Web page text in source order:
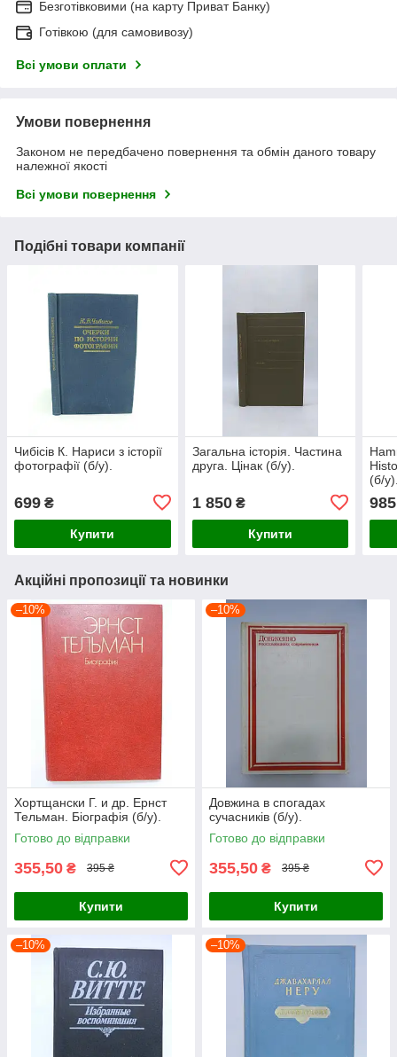
Безготівковими (на карту Приват Банку)
Готівкою (для самовивозу)
Всі умови оплати
Умови повернення
Законом не передбачено повернення та обмін даного товару
належної якості
Всі умови повернення
Подібні товари компанії
Чибісів К. Нариси з історії
фотографії (б/у).
699 ₴
Купити
Загальна історія. Частина
друга. Цінак (б/у).
1 850₴
Купити
(б/
985
Акційні пропозиції та новинки
–10%
Хортщански Г. и др. Ернст
Тельман. Біографія (б/у).
Готово до відправки
355,50 ₴ 395 ₴
Купити
–10%
Довжина в спогадах
сучасників (б/у).
Готово до відправки
355,50 ₴ 395 ₴
Купити
–10% –10%